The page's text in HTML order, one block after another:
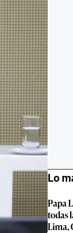
Lo
Papa
todas
Lima,